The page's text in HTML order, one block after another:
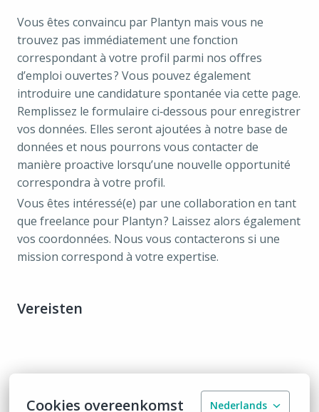
Cookies overeenkomst Nederlands
Vous êtes convaincu par Plantyn mais vous ne
trouvez pas immédiatement une fonction
correspondant à votre profil parmi nos offres
d’emploi ouvertes ? Vous pouvez également
introduire une candidature spontanée via cette page.
Remplissez le formulaire ci‑dessous pour enregistrer
vos données. Elles seront ajoutées à notre base de
données et nous pourrons vous contacter de
manière proactive lorsqu’une nouvelle opportunité
correspondra à votre profil.
Vous êtes intéressé(e) par une collaboration en tant
que freelance pour Plantyn ? Laissez alors également
vos coordonnées. Nous vous contacterons si une
mission correspond à votre expertise.
Vereisten